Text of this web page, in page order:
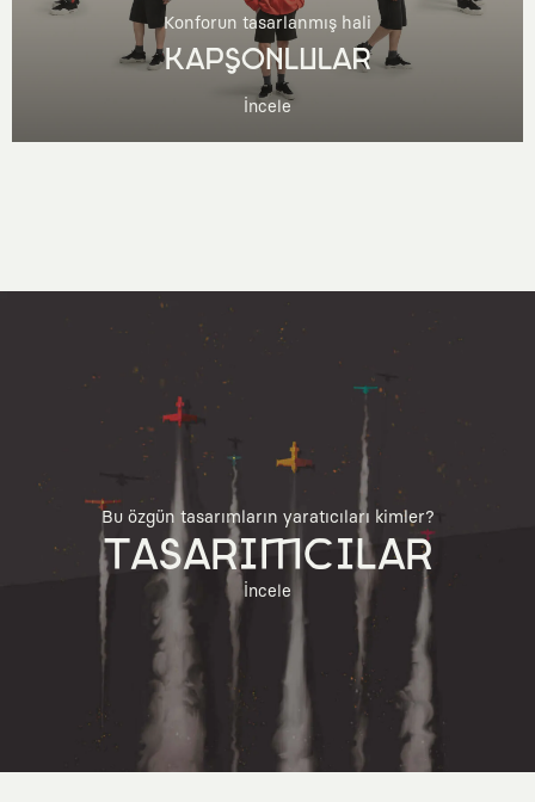
Konforun tasarlanmış hali
KAPŞONLULAR
İncele
Bu özgün tasarımların yaratıcıları kimler?
TASARIMCILAR
İncele